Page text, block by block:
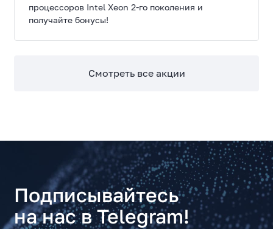
процессоров Intel Xeon 2-го поколения и
получайте бонусы!
Смотреть все акции
Подписывайтесь
на нас в Telegram!